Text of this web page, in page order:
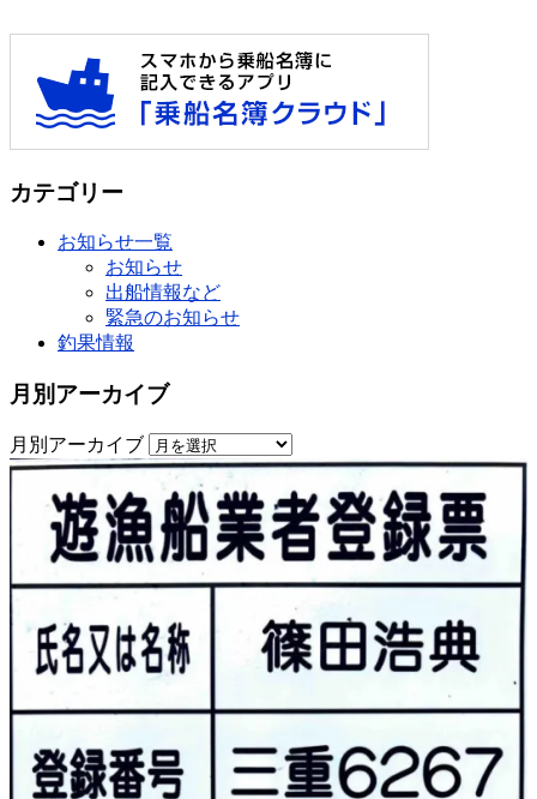
カテゴリー
お知らせ一覧
お知らせ
出船情報など
緊急のお知らせ
釣果情報
月別アーカイブ
月別アーカイブ